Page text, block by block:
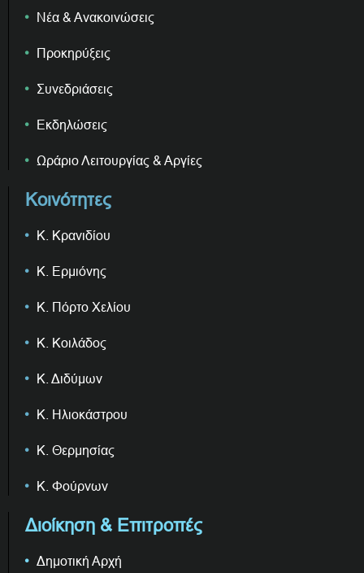
Νέα & Ανακοινώσεις
Προκηρύξεις
Συνεδριάσεις
Εκδηλώσεις
Ωράριο Λειτουργίας & Αργίες
Κοινότητες
Κ. Κρανιδίου
Κ. Ερμιόνης
Κ. Πόρτο Χελίου
Κ. Κοιλάδος
Κ. Διδύμων
Κ. Ηλιοκάστρου
Κ. Θερμησίας
Κ. Φούρνων
Διοίκηση & Επιτροπές
Δημοτική Αρχή